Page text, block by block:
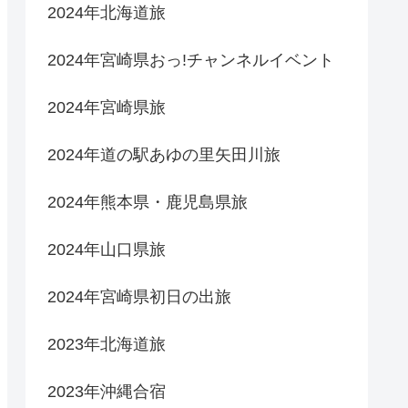
2024年北海道旅
2024年宮崎県おっ!チャンネルイベント
2024年宮崎県旅
2024年道の駅あゆの里矢田川旅
2024年熊本県・鹿児島県旅
2024年山口県旅
2024年宮崎県初日の出旅
2023年北海道旅
2023年沖縄合宿